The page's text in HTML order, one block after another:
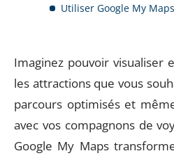
Utiliser Google My
Imaginez pouvoir visualiser
les attractions que vous
parcours optimisés et
avec vos compagnons de
Google My Maps